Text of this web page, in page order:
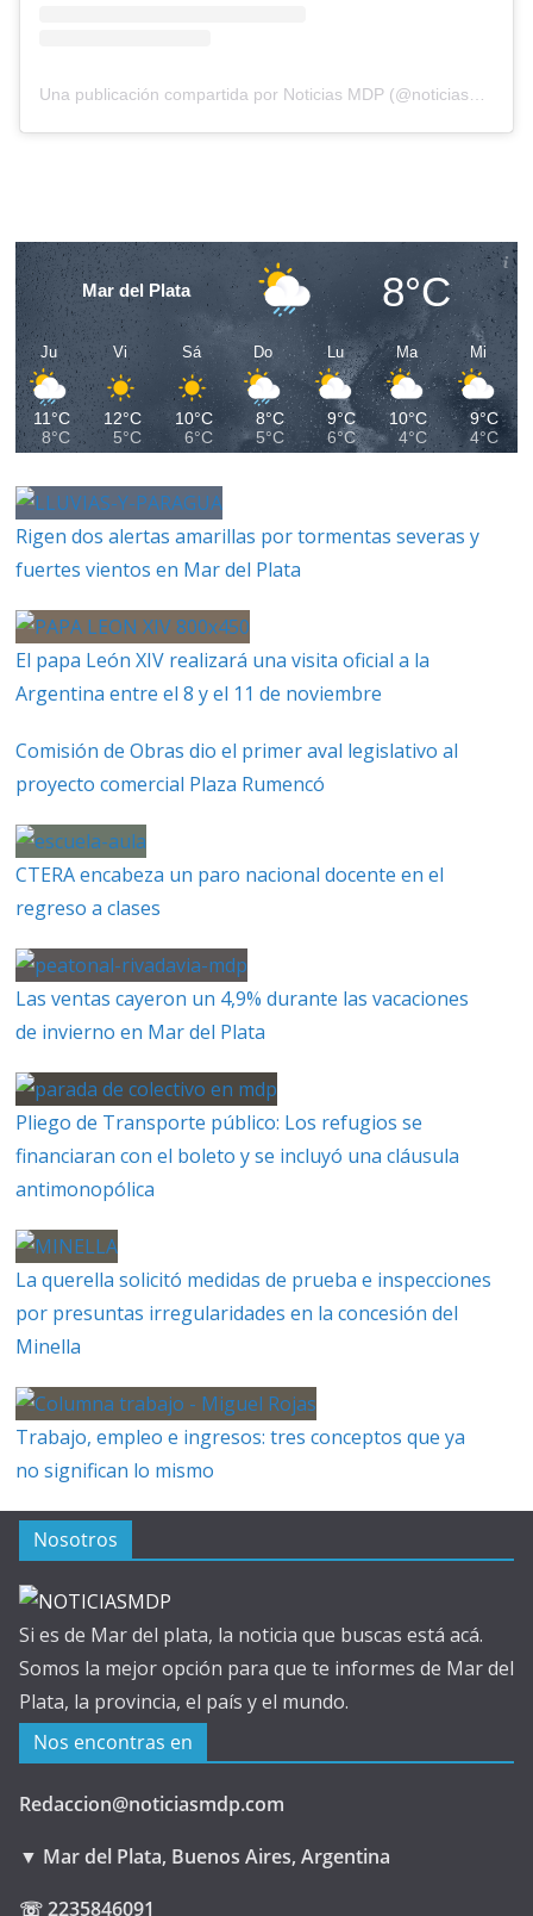
Una publicación compartida por Noticias MDP (@noticiasmdp)
Mar del Plata 8°C
Ju
11°C
8°C
Vi
12°C
5°C
Sá
10°C
6°C
Do
8°C
5°C
Lu
9°C
6°C
Ma
10°C
4°C
Mi
9°C
4°C
Rigen dos alertas amarillas por tormentas severas y
fuertes vientos en Mar del Plata
El papa León XIV realizará una visita oficial a la
Argentina entre el 8 y el 11 de noviembre
Comisión de Obras dio el primer aval legislativo al
proyecto comercial Plaza Rumencó
CTERA encabeza un paro nacional docente en el
regreso a clases
Las ventas cayeron un 4,9% durante las vacaciones
de invierno en Mar del Plata
Pliego de Transporte público: Los refugios se
financiaran con el boleto y se incluyó una cláusula
antimonopólica
La querella solicitó medidas de prueba e inspecciones
por presuntas irregularidades en la concesión del
Minella
Trabajo, empleo e ingresos: tres conceptos que ya
no significan lo mismo
Nosotros
Si es de Mar del plata, la noticia que buscas está acá.
Somos la mejor opción para que te informes de Mar del
Plata, la provincia, el país y el mundo.
Nos encontras en
Redaccion@noticiasmdp.com
▼ Mar del Plata, Buenos Aires, Argentina
☏ 2235846091